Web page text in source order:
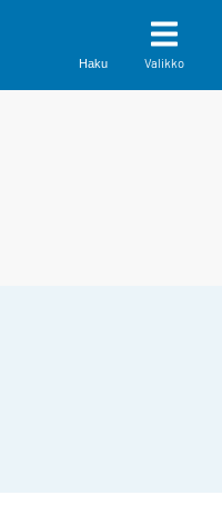
Haku Valikko